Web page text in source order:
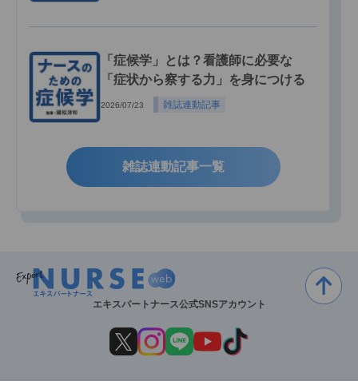
「症候学」とは？看護師に必要な
「症状から察する力」を身につける
2026/07/23 雑誌連動記事
雑誌連動記事一覧
エキスパートナース公式SNSアカウント